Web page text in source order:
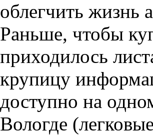
облегчить жизнь
Раньше, чтобы
приходилось
крупицу
доступно на
Вологде